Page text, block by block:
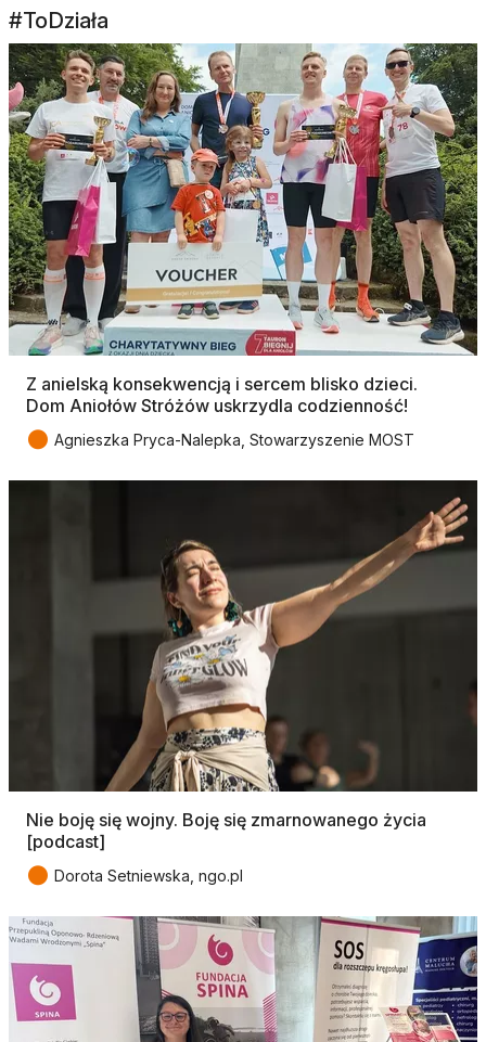
#ToDziała
Z anielską konsekwencją i sercem blisko dzieci.
Dom Aniołów Stróżów uskrzydla codzienność!
● Agnieszka Pryca-Nalepka, Stowarzyszenie MOST
Nie boję się wojny. Boję się zmarnowanego życia
[podcast]
● Dorota Setniewska, ngo.pl